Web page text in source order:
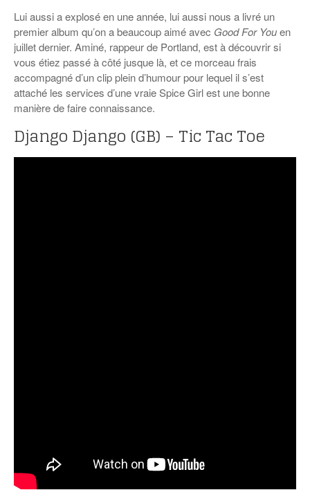
Lui aussi a explosé en une année, lui aussi nous a livré un
premier album qu’on a beaucoup aimé avec Good For Youen
juillet dernier. Aminé, rappeur de Portland, est à découvrir si
vous étiez passé à côté jusque là, et ce morceau frais
accompagné d’un clip plein d’humour pour lequel il s’est
attaché les services d’une vraie Spice Girl est une bonne
manière de faire connaissance.
Django Django (GB) – Tic Tac Toe